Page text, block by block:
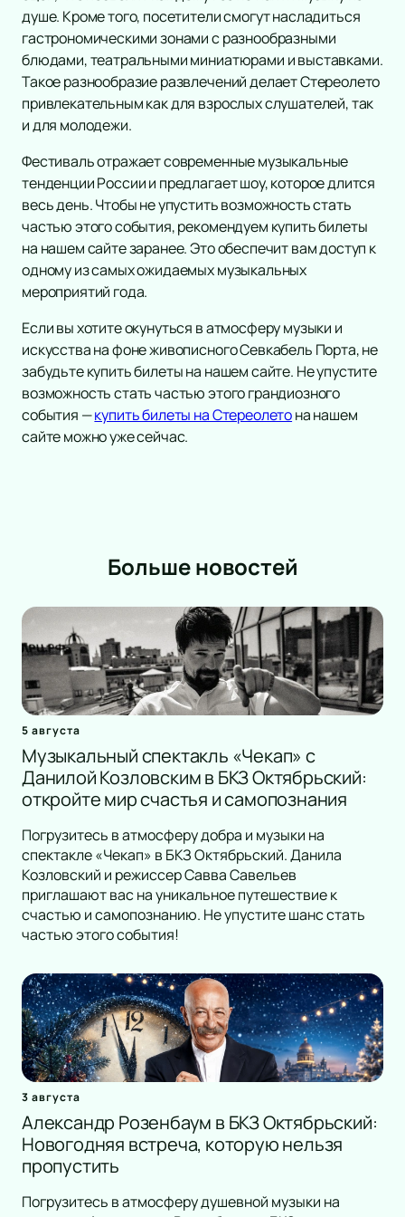
Инди
Танцевальное шоу
Шансон
Новогодние концерты
Гала-концерт
Литературные чтения
Ледовое шоу
Вечеринка
Метал
Инди-поп
Авторская музыка
Новогоднее шоу
Панк
Романс
Дискотека
Шоу иллюзионистов
Рок-опера
Мелодрама
Экспериментальный театр
Иммерсивный спектакль
Детектив
душе. Кроме того, посетители смогут насладиться
гастрономическими зонами с разнообразными
блюдами, театральными миниатюрами и выставками.
Такое разнообразие развлечений делает Стереолето
привлекательным как для взрослых слушателей, так
и для молодежи.
Фестиваль отражает современные музыкальные
тенденции России и предлагает шоу, которое длится
весь день. Чтобы не упустить возможность стать
частью этого события, рекомендуем купить билеты
на нашем сайте заранее. Это обеспечит вам доступ к
одному из самых ожидаемых музыкальных
мероприятий года.
Если вы хотите окунуться в атмосферу музыки и
искусства на фоне живописного Севкабель Порта, не
забудьте купить билеты на нашем сайте. Не упустите
возможность стать частью этого грандиозного
события —купить билеты на Стереолетона нашем
сайте можно уже сейчас.
Больше новостей
5 августа
Музыкальный спектакль «Чекап» с
Данилой Козловским в БКЗ Октябрьский:
откройте мир счастья и самопознания
Погрузитесь в атмосферу добра и музыки на
спектакле «Чекап» в БКЗ Октябрьский. Данила
Козловский и режиссер Савва Савельев
приглашают вас на уникальное путешествие к
счастью и самопознанию. Не упустите шанс стать
частью этого события!
3 августа
Александр Розенбаум в БКЗ Октябрьский:
Новогодняя встреча, которую нельзя
пропустить
Погрузитесь в атмосферу душевной музыки на